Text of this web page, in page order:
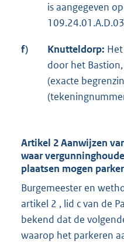
is aangegeven
f) Knutteldorp:
door het
(exacte
Artikel 2 Aanwijzen
waar
plaatsen mogen
Burgemeester en
artikel 2 , lid c van de
bekend dat de
waarop het parkeren